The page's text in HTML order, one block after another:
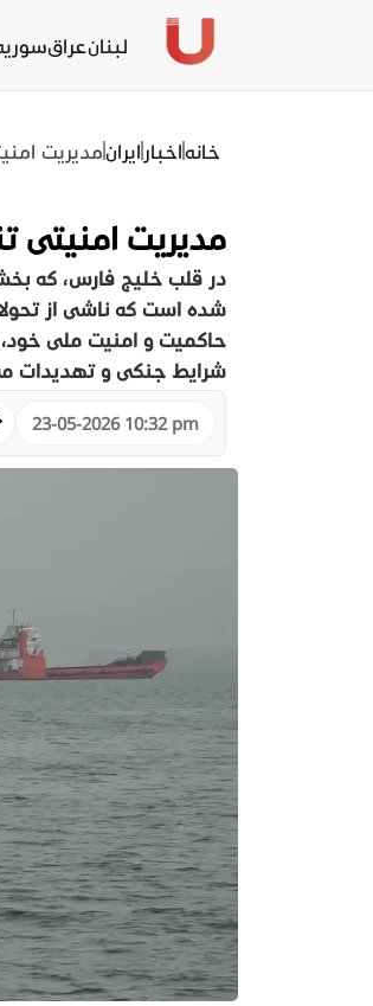
لبنانعراق
خانهاخبار ایرانمدیریت
مدیریت امنیتی
در قلب خلیج فارس، که
شده است که ناشی از
حاکمیت و امنیت ملی خود،
شرایط جنگی و تهدیدات
23-05-2026 10:32 pm